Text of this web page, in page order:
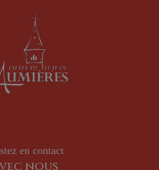
en contact
nous